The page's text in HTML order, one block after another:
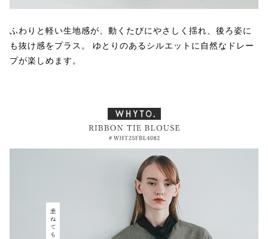
ふわりと軽い生地感が、動くたびにやさしく揺れ、後ろ姿に
も抜け感をプラス。 ゆとりのあるシルエットに自然なドレー
プが楽しめます。